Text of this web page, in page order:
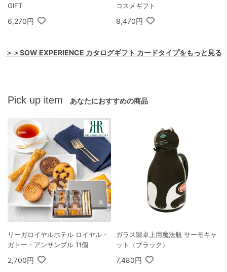
GIFT
6,270円
コスメギフト
8,470円
＞＞SOW EXPERIENCE カタログギフト カードタイプをもっと見る
Pick up item あなたにおすすめの商品
リーガロイヤルホテル ロイヤル・
ガトー・アンサンブル 11個
2,700円
ガラス製卓上用魔法瓶 サーモキャ
ット（ブラック）
7,480円